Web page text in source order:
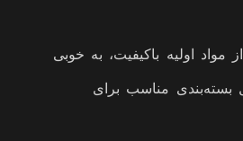
مواد اولیه باکیفیت، به خوبی
بسته‌بندی مناسب برای